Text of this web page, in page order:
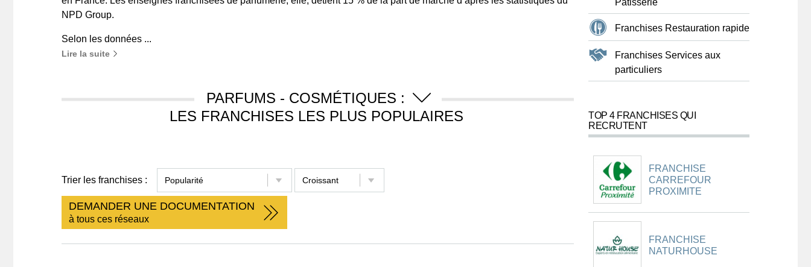
NPD Group.
Selon les données ...
Lire la suite
PARFUMS - COSMÉTIQUES :
LES FRANCHISES LES PLUS POPULAIRES
Trier les franchises :
DEMANDER UNE DOCUMENTATION
à tous ces réseaux
Pâtisserie
Franchises Restauration rapide
Franchises Services aux
particuliers
TOP 4 FRANCHISES QUI
RECRUTENT
FRANCHISE
CARREFOUR
PROXIMITE
FRANCHISE
NATURHOUSE